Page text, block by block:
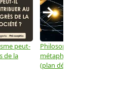
peut-
de la
Philosophie: Peut-on lier la
métaphysique à la
(plan détaillé)
→